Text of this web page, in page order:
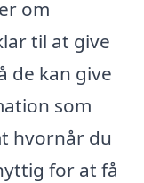
om
til at give
de kan give
som
hvornår du
for at få